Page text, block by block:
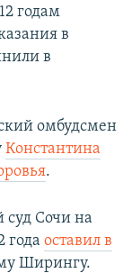
годам
в
в
омбудсмен
Константина
.
суд Сочи на
года оставил в
Ширингу.